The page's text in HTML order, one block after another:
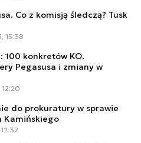
Co z komisją śledczą? Tusk
15:38
100 konkretów KO.
Pegasusa i zmiany w
do prokuratury w sprawie
Kamińskiego